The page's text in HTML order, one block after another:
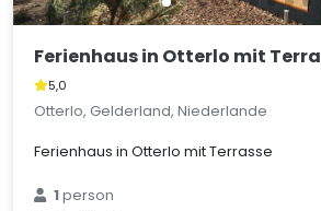
Ferienhaus in Otterlo mit
5,0
Otterlo, Gelderland, Niederlande
Ferienhaus in Otterlo mit Terrasse
1person